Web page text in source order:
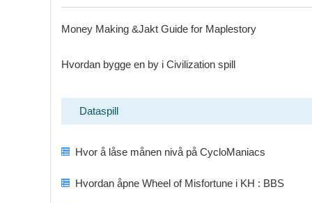
Money Making &Jakt Guide for Maplestory
Hvordan bygge en by i Civilization spill
Dataspill
Hvor å låse månen nivå på CycloManiacs
Hvordan åpne Wheel of Misfortune i KH : BBS